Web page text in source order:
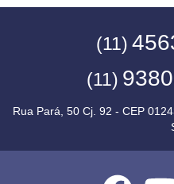
(11)
(11)
Rua Pará, 50 Cj. 92 - CEP